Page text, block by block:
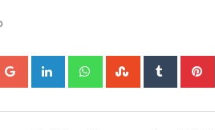
Google+ LinkedIn WhatsappStumbleUpon
Tumblr